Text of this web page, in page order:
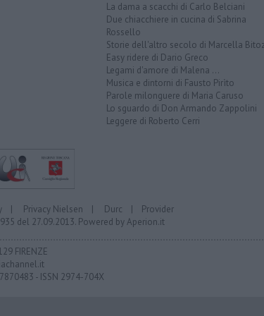
La dama a scacchi di Carlo Belciani
Due chiacchiere in cucina di Sabrina
Rossello
Storie dell'altro secolo di Marcella
Easy ridere di Dario Greco
Legami d'amore di Malena ...
Musica e dintorni di Fausto Pirìto
Parole milonguere di Maria Caruso
Lo sguardo di Don Armando Zappolini
Leggere di Roberto Cerri
| Privacy Nielsen | Durc | Provider
del 27.09.2013. Powered byAperion.it
FIRENZE
- ISSN 2974-704X